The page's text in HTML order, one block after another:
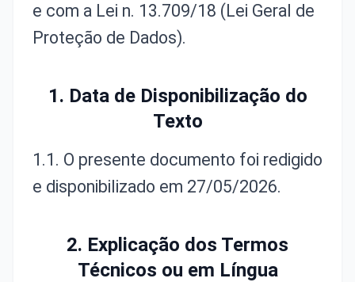
e com a Lei n. 13.709/18 (Lei Geral de
Proteção de Dados).
1. Data de Disponibilização do
Texto
1.1. O presente documento foi redigido
e disponibilizado em 27/05/2026.
2. Explicação dos Termos
Técnicos ou em Língua